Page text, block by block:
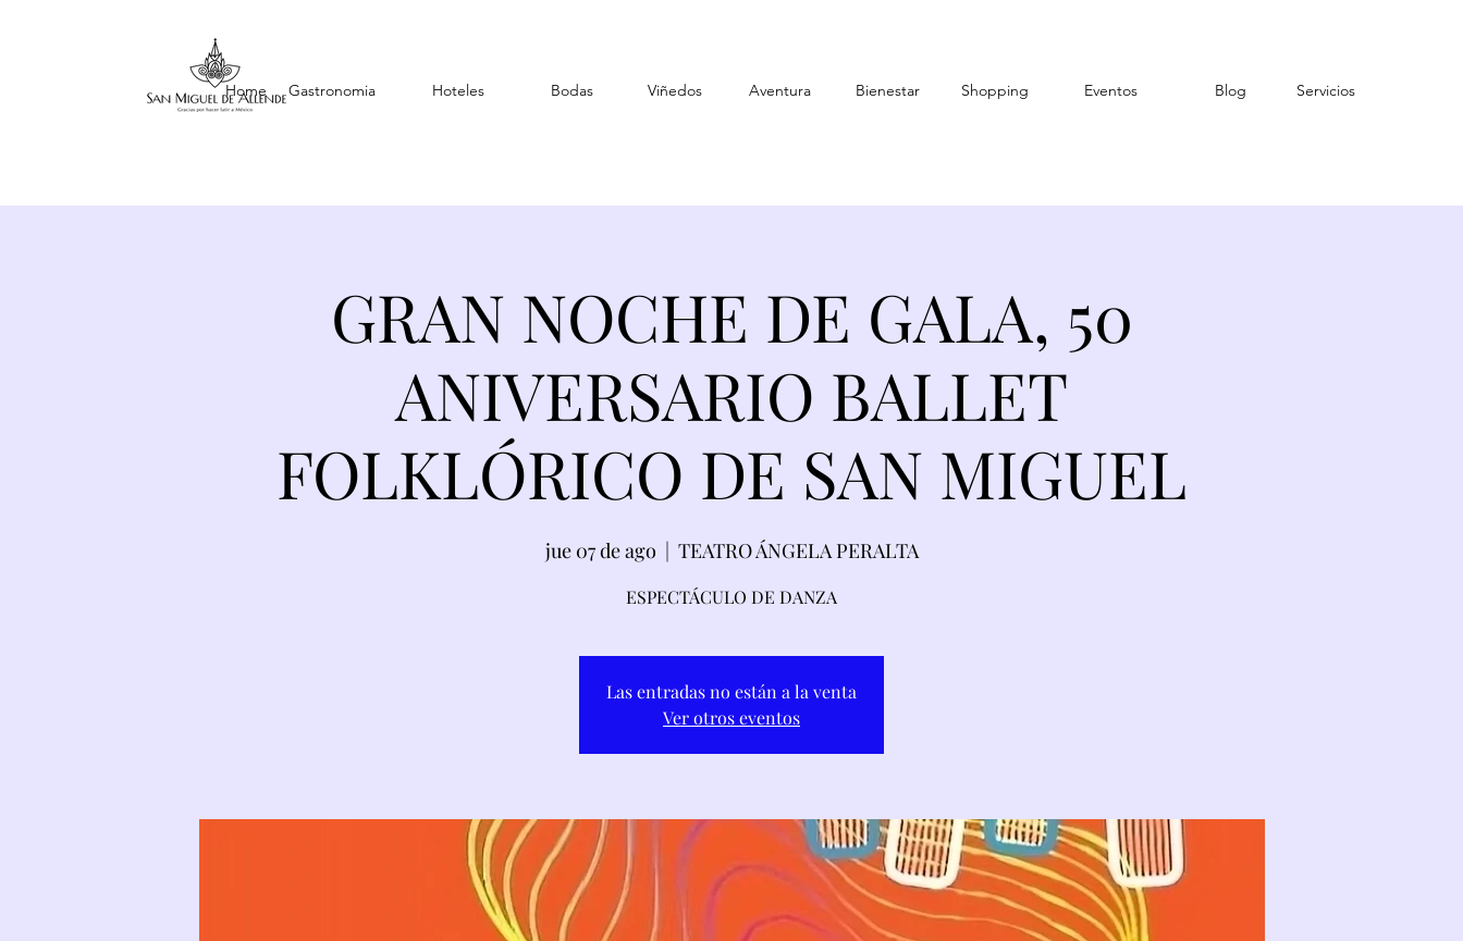
Home Gastronomia Hoteles Bodas Viñedos Aventura Bienestar Shopping Eventos Blog Servicios
GRAN NOCHE DE GALA, 50
ANIVERSARIO BALLET
FOLKLÓRICO DE SAN MIGUEL
jue 07 de ago
  |
TEATRO ÁNGELA PERALTA
ESPECTÁCULO DE DANZA
Las entradas no están a la venta
Ver otros eventos